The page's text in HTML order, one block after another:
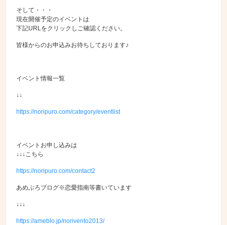
そして・・・
現在開催予定のイベントは
下記URLをクリックしご確認ください。
皆様からのお申込みお待ちしております♪
イベント情報一覧
↓↓
https://noripuro.com/category/eventlist
イベントお申し込みは
↓↓↓こちら
https://noripuro.com/contact2
あめぶろブログ※恋愛指南等書いています
↓↓↓
https://ameblo.jp/norivento2013/